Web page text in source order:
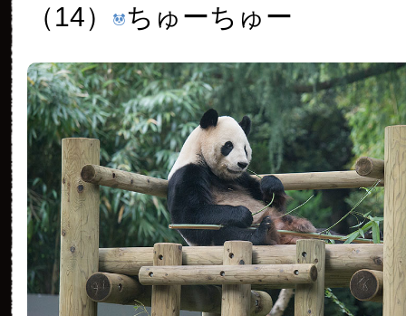
（14） ちゅーちゅー